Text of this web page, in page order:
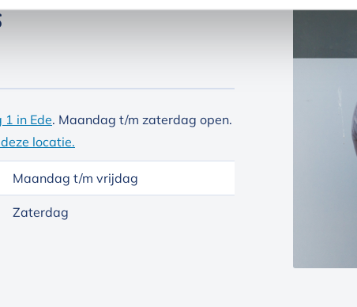
1 in Ede. Maandag t/m zaterdag open.
locatie.
Maandag t/m vrijdag
Zaterdag